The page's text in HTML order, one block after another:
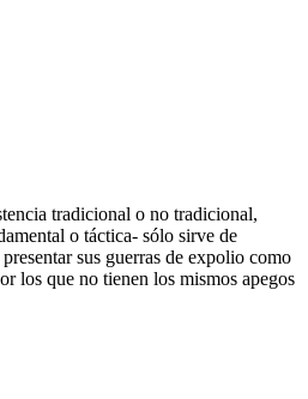
tradicional o no tradicional,
o táctica- sólo sirve de
sus guerras de expolio como
los que no tienen los mismos apegos